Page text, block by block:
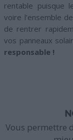
rentable puisque
voire l’ensemble
de rentrer
vos panneaux
responsable !
Vous permettre